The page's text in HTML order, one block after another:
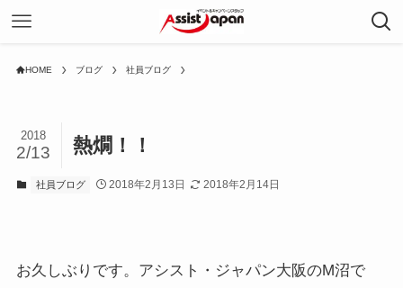
HOME ブログ 社員ブログ
熱燗！！
2018
2/13
社員ブログ 2018年2月13日 2018年2月14日
お久しぶりです。アシスト・ジャパン大阪のM沼で